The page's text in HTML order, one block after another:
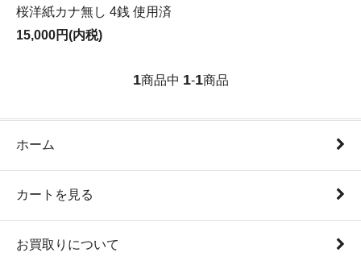
桜洋紙カナ無し 4銭 使用済
15,000円(内税)
1商品中 1-1商品
ホーム
カートを見る
お買取りについて